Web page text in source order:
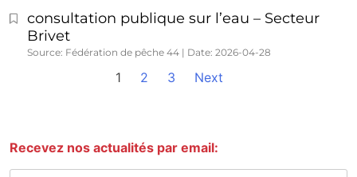
consultation publique sur l’eau – Secteur
Brivet
Source: Fédération de pêche 44 Date: 2026-04-28
1 2 3 Next
Recevez nos actualités par email: